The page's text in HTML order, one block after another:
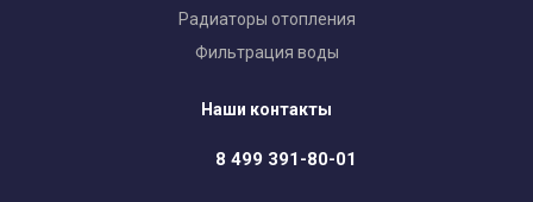
Радиаторы отопления
Фильтрация воды
Наши контакты
8 499 391-80-01